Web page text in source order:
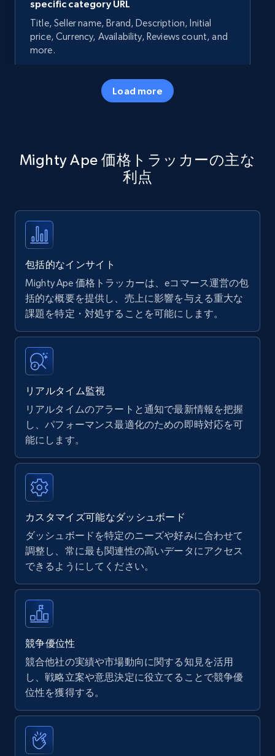
specific category URL
Title, Seller name, Brand, Description, Initial
price, Currency, Availability, Reviews count, and
more.
5.7K+ 今すぐ始める
specific keywords
Title, Seller name, Brand, Description, Initial
35.3K+
Amazon products - find products by using
upc numbers
Title, Seller name, Brand, Description, Initial
price, Currency, Availability, Reviews count, and
more.
35.3K+ 5.7K+
URL, Product name, Product rating, Product
rating object, Product rating max, Rating,
Author name, Asin, and more.
7.4K+ 872+ 今すぐ始める
Walmart - products
URL, Final price, Sku, Currency, Gtin,
Specifications, Image urls, Top reviews, and
more.
5.6K+ 878+ 今すぐ始める
Walmart - products - Find new products by
using specific category URL
Load more
Mighty Ape 価格トラッカーの主な
利点
包括的なインサイト
Mighty Ape 価格トラッカーは、eコマース運営の包
括的な概要を提供し、売上に影響を与える重大な
課題を特定・対処することを可能にします。
リアルタイム監視
リアルタイムのアラートと通知で最新情報を把握
し、パフォーマンス最適化のための即時対応を可
能にします。
カスタマイズ可能なダッシュボード
ダッシュボードを特定のニーズや好みに合わせて
調整し、常に最も関連性の高いデータにアクセス
できるようにしてください。
競争優位性
競合他社の実績や市場動向に関する知見を活用
し、戦略立案や意思決定に役立てることで競争優
位性を獲得する。